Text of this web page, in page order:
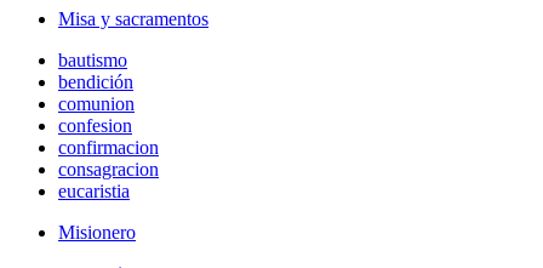
Misa y sacramentos
bautismo
bendición
comunion
confesion
confirmacion
consagracion
eucaristia
Misionero